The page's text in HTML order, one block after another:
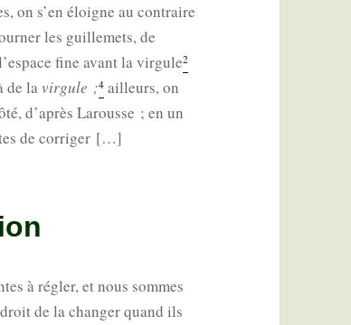
on s’en éloigne au contraire
les guille­mets, de
fine avant la vir­gule2
de lavir­gule ;4 ailleurs, on
d’après Larousse ; en un
de corriger […]
à régler, et nous sommes
de la chan­ger quand ils